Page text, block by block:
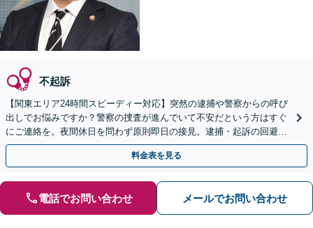
不起訴
【関東エリア24時間スピーディー対応】突然の逮捕や警察からの呼び
出しでお悩みですか？警察の捜査が進んでいて不安だという方はすぐ
にご連絡を。夜間休日を問わず原則即日の接見。逮捕・起訴の回避に
向けて全力でサポートいたします。【初回相談無料】
料金表を見る
電話でお問い合わせ メールでお問い合わせ